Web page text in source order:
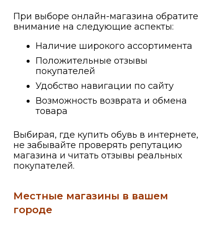
При выборе онлайн-магазина обратите
внимание на следующие аспекты:
Наличие широкого ассортимента
Положительные отзывы
покупателей
Удобство навигации по сайту
Возможность возврата и обмена
товара
Выбирая, где купить обувь в интернете,
не забывайте проверять репутацию
магазина и читать отзывы реальных
покупателей.
Местные магазины в вашем
городе